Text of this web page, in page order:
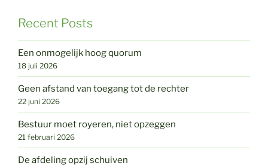
Recent Posts
Een onmogelijk hoog quorum
18 juli 2026
Geen afstand van toegang tot de rechter
22 juni 2026
Bestuur moet royeren, niet opzeggen
21 februari 2026
De afdeling opzij schuiven